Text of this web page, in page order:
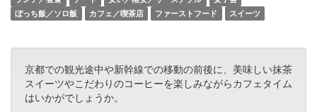
ぼっち飯／ソロ飯
カフェ／喫茶店 ファーストフード スイーツ
京都での観光途中や新幹線での移動の前後に、美味しい抹茶
スイーツやこだわりのコーヒーを楽しみながらカフェタイム
はいかがでしょうか。